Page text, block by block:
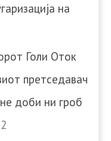
на
Голи Оток
претседавач
доби ни гроб